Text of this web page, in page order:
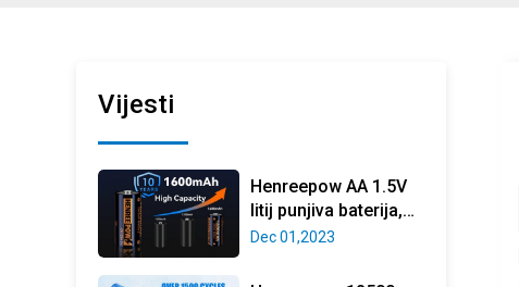
Vijesti
Henreepow AA 1.5V
litij punjiva baterija,
stvarni visoki
(2000mAh) li-ion aa
Dec 01,2023